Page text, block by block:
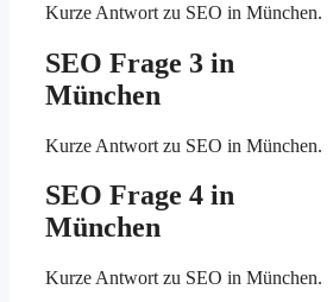
Kurze Antwort zu SEO in München.
SEO Frage 3 in
München
Kurze Antwort zu SEO in München.
SEO Frage 4 in
München
Kurze Antwort zu SEO in München.